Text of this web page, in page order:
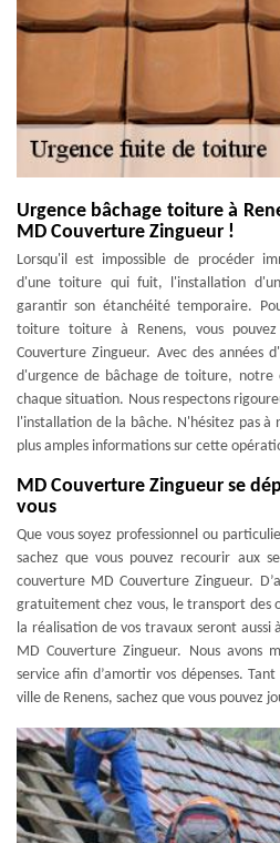
Urgence bâchage toiture à
MD Couverture Zingueur !
Lorsqu'il est impossible de procéder
d'une toiture qui fuit, l'installation
garantir son étanchéité temporaire.
toiture toiture à Renens, vous
Couverture Zingueur. Avec des années
d'urgence de bâchage de toiture, notre
chaque situation. Nous respectons
l'installation de la bâche. N'hésitez pas
plus amples informations sur cette
MD Couverture Zingueur se
vous
Que vous soyez professionnel ou
sachez que vous pouvez recourir aux
couverture MD Couverture Zingueur.
gratuitement chez vous, le transport des
la réalisation de vos travaux seront
MD Couverture Zingueur. Nous avons
service afin d’amortir vos dépenses.
ville de Renens, sachez que vous pouvez